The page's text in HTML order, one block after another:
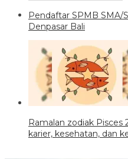
Pendaftar SPMB SMA/
Denpasar Bali
Ramalan zodiak Pisces
karier, kesehatan, dan